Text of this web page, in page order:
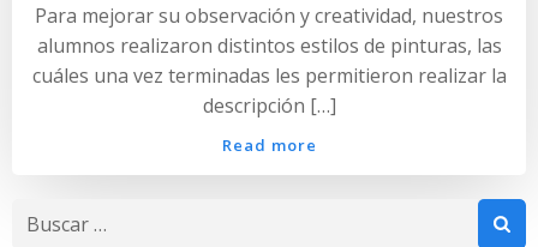
Para mejorar su observación y creatividad, nuestros
alumnos realizaron distintos estilos de pinturas, las
cuáles una vez terminadas les permitieron realizar la
descripción […]
Read more
Buscar: